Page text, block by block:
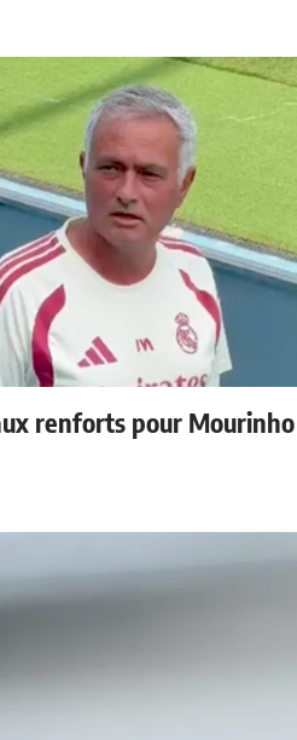
renforts pour Mourinho